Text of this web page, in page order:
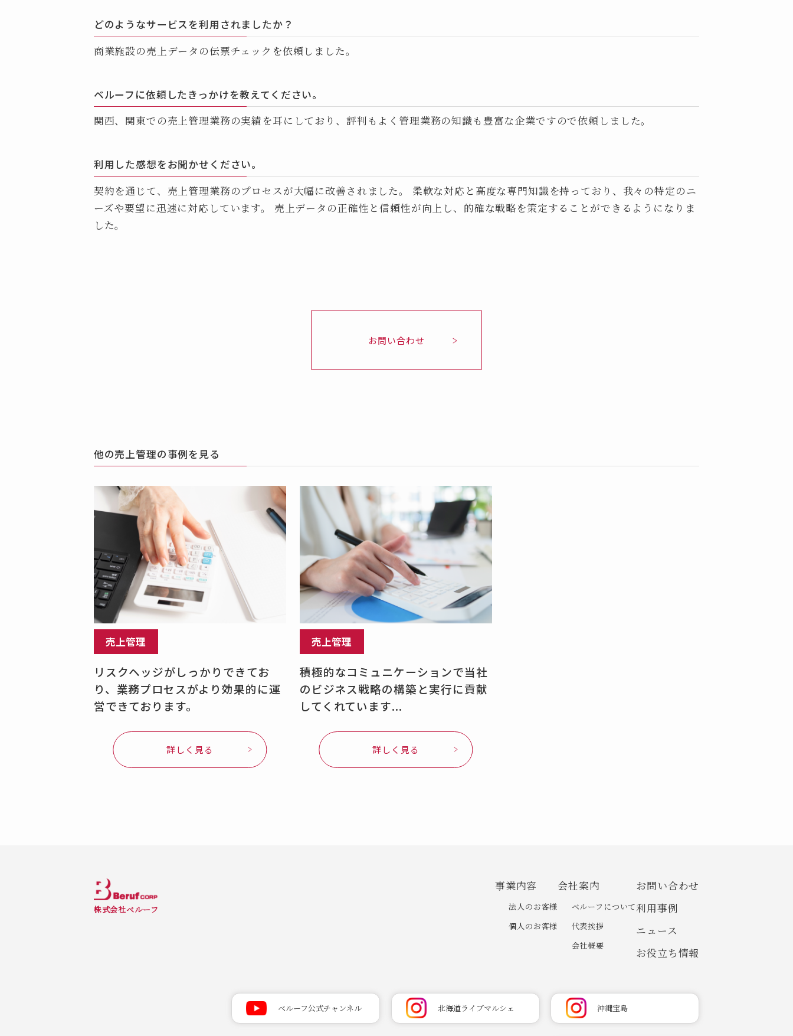
どのようなサービスを利用されましたか？
商業施設の売上データの伝票チェックを依頼しました。
ベルーフに依頼したきっかけを教えてください。
関西、関東での売上管理業務の実績を耳にしており、評判もよく管理業務の知識も豊富な企業ですので依頼しました。
利用した感想をお聞かせください。
契約を通じて、売上管理業務のプロセスが大幅に改善されました。 柔軟な対応と高度な専門知識を持っており、我々の特定のニ
ーズや要望に迅速に対応しています。 売上データの正確性と信頼性が向上し、的確な戦略を策定することができるようになりま
した。
お問い合わせ
他の売上管理の事例を見る
売上管理
リスクヘッジがしっかりできてお
り、業務プロセスがより効果的に運
営できております。
詳しく見る
売上管理
積極的なコミュニケーションで当社
のビジネス戦略の構築と実行に貢献
してくれています...
詳しく見る
株式会社ベルーフ
事業内容
法人のお客様
個人のお客様
会社案内
ベルーフについて
代表挨拶
会社概要
お問い合わせ
利用事例
ニュース
お役立ち情報
ベルーフ公式チャンネル 北海道ライブマルシェ 沖縄宝島